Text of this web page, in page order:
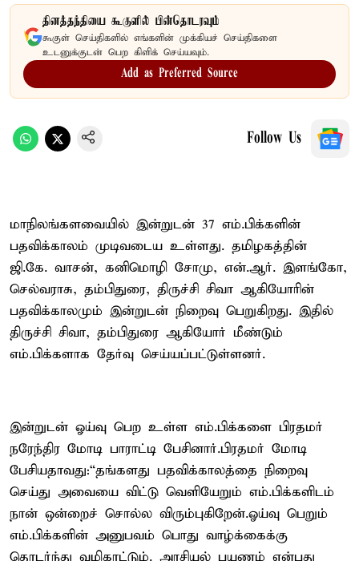
தினத்தந்தியை கூகுளில் பின்தொடரவும்
கூகுள் செய்திகளில் எங்களின் முக்கியச் செய்திகளை
உடனுக்குடன் பெற கிளிக் செய்யவும்.
Add as Preferred Source
Follow Us
மாநிலங்களவையில் இன்றுடன் 37 எம்.பிக்களின்
பதவிக்காலம் முடிவடைய உள்ளது. தமிழகத்தின்
ஜி.கே. வாசன், கனிமொழி சோமு, என்.ஆர். இளங்கோ,
செல்வராசு, தம்பிதுரை, திருச்சி சிவா ஆகியோரின்
பதவிக்காலமும் இன்றுடன் நிறைவு பெறுகிறது. இதில்
திருச்சி சிவா, தம்பிதுரை ஆகியோர் மீண்டும்
எம்.பிக்களாக தேர்வு செய்யப்பட்டுள்ளனர்.
இன்றுடன் ஓய்வு பெற உள்ள எம்.பிக்களை பிரதமர்
நரேந்திர மோடி பாராட்டி பேசினார்.பிரதமர் மோடி
பேசியதாவது:“தங்களது பதவிக்காலத்தை நிறைவு
செய்து அவையை விட்டு வெளியேறும் எம்.பிக்களிடம்
நான் ஒன்றைச் சொல்ல விரும்புகிறேன்.ஓய்வு பெறும்
எம்.பிக்களின் அனுபவம் பொது வாழ்க்கைக்கு
தொடர்ந்து வழிகாட்டும். அரசியல் பயணம் என்பது